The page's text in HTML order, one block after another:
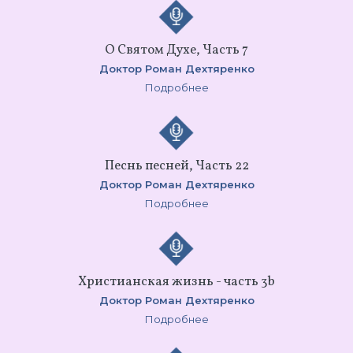
О Святом Духе, Часть 7
Доктор Роман Дехтяренко
Подробнее
Песнь песней, Часть 22
Доктор Роман Дехтяренко
Подробнее
Христианская жизнь - часть 3b
Доктор Роман Дехтяренко
Подробнее